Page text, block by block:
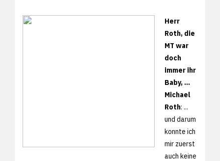
Herr
Roth, die
MT war
doch
immer ihr
Baby, ...
Michael
Roth: ...
und darum
konnte ich
mir zuerst
auch keine